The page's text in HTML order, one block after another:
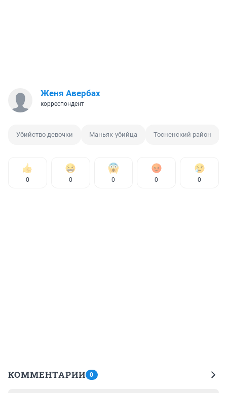
Женя Авербах
корреспондент
Убийство девочки Маньяк-убийца Тосненский район
0 0 0 0 0
КОММЕНТАРИИ 0